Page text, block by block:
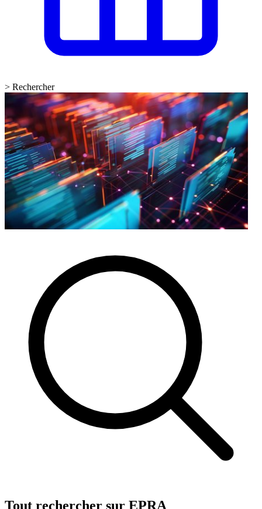
> Rechercher
Tout rechercher sur EPRA